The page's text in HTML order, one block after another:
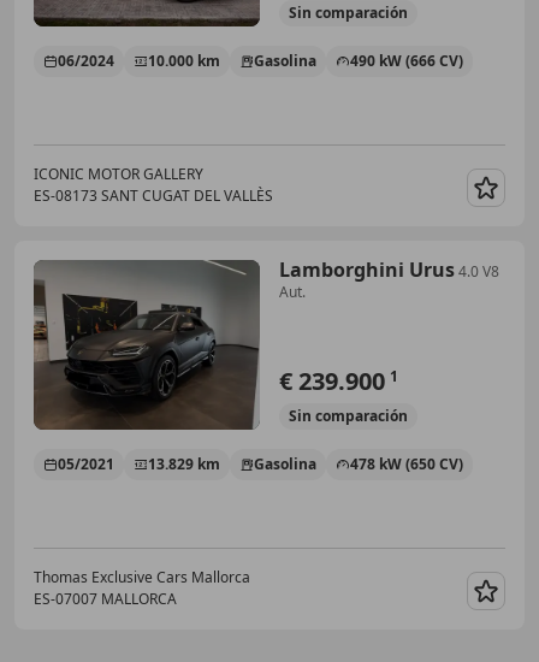
Sin comparación
06/2024 10.000 km Gasolina 490 kW (666 CV)
ICONIC MOTOR GALLERY
ES-08173 SANT CUGAT DEL VALLÈS
Lamborghini Urus4.0 V8
Aut.
€ 239.900 1
Sin comparación
05/2021 13.829 km Gasolina 478 kW (650 CV)
Thomas Exclusive Cars Mallorca
ES-07007 MALLORCA